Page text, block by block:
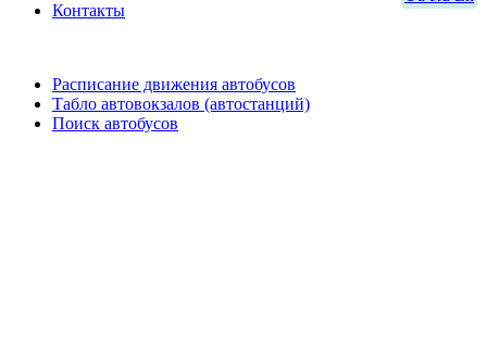
Контакты
Расписание движения автобусов
Табло автовокзалов (автостанций)
Поиск автобусов